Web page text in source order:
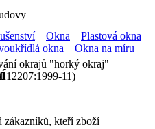
okrajů "horký okraj"
12207:1999-11)
Okna
Plastová okna
okna Okna na míru
zákazníků, kteří zboží